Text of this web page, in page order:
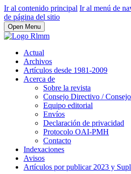
Ir al contenido principal Ir al menú de
de página del sitio
Open Menu
Actual
Archivos
Artículos desde 1981-2009
Acerca de
Sobre la revista
Consejo Directivo /
Equipo editorial
Envíos
Declaración de privacidad
Protocolo OAI-PMH
Contacto
Indexaciones
Avisos
Artículos por publicar 2023 y